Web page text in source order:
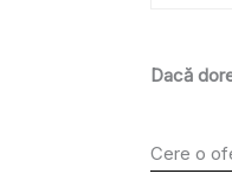
Dacă
Cere o